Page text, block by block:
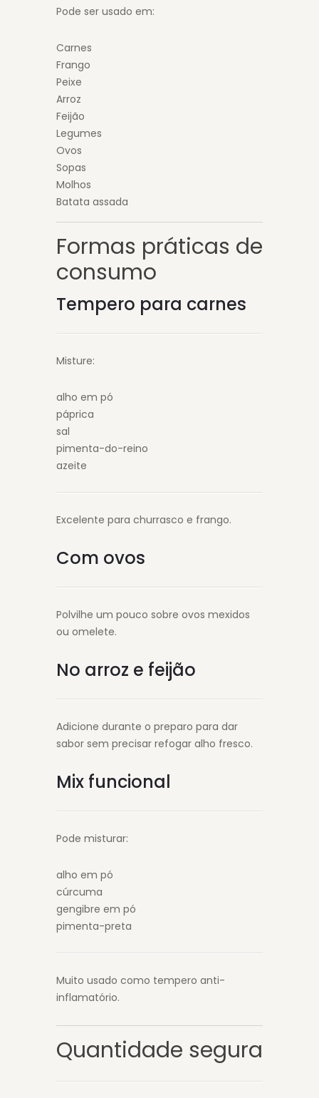
Pode ser usado em:
Carnes
Frango
Peixe
Arroz
Feijão
Legumes
Ovos
Sopas
Molhos
Batata assada
Formas práticas de
consumo
Tempero para carnes
Misture:
alho em pó
páprica
sal
pimenta-do-reino
azeite
Excelente para churrasco e frango.
Com ovos
Polvilhe um pouco sobre ovos mexidos
ou omelete.
No arroz e feijão
Adicione durante o preparo para dar
sabor sem precisar refogar alho fresco.
Mix funcional
Pode misturar:
alho em pó
cúrcuma
gengibre em pó
pimenta-preta
Muito usado como tempero anti-
inflamatório.
Quantidade segura